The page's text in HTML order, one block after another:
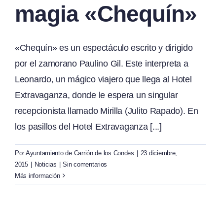
magia «Chequín»
«Chequín» es un espectáculo escrito y dirigido
por el zamorano Paulino Gil. Este interpreta a
Leonardo, un mágico viajero que llega al Hotel
Extravaganza, donde le espera un singular
recepcionista llamado Mirilla (Julito Rapado). En
los pasillos del Hotel Extravaganza [...]
Por Ayuntamiento de Carrión de los Condes
23 diciembre,
2015
Noticias
Sin comentarios
Más información